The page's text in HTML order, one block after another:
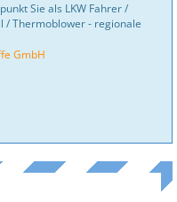
Sie als LKW Fahrer /
/ Thermoblower - regionale
GmbH